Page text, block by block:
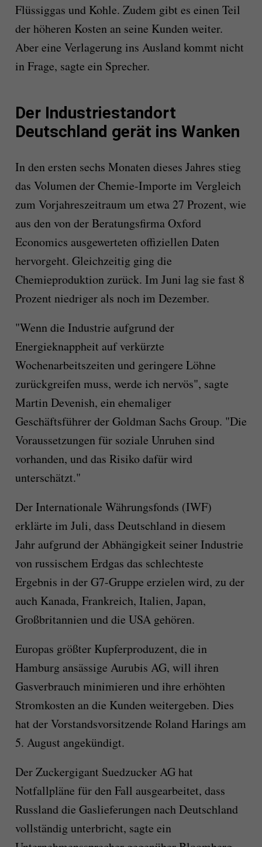
Flüssiggas und Kohle. Zudem gibt es einen Teil
der höheren Kosten an seine Kunden weiter.
Aber eine Verlagerung ins Ausland kommt nicht
in Frage, sagte ein Sprecher.
Der Industriestandort
Deutschland gerät ins Wanken
In den ersten sechs Monaten dieses Jahres stieg
das Volumen der Chemie-Importe im Vergleich
zum Vorjahreszeitraum um etwa 27 Prozent, wie
aus den von der Beratungsfirma Oxford
Economics ausgewerteten offiziellen Daten
hervorgeht. Gleichzeitig ging die
Chemieproduktion zurück. Im Juni lag sie fast 8
Prozent niedriger als noch im Dezember.
"Wenn die Industrie aufgrund der
Energieknappheit auf verkürzte
Wochenarbeitszeiten und geringere Löhne
zurückgreifen muss, werde ich nervös", sagte
Martin Devenish, ein ehemaliger
Geschäftsführer der Goldman Sachs Group. "Die
Voraussetzungen für soziale Unruhen sind
vorhanden, und das Risiko dafür wird
unterschätzt."
Der Internationale Währungsfonds (IWF)
erklärte im Juli, dass Deutschland in diesem
Jahr aufgrund der Abhängigkeit seiner Industrie
von russischem Erdgas das schlechteste
Ergebnis in der G7-Gruppe erzielen wird, zu der
auch Kanada, Frankreich, Italien, Japan,
Großbritannien und die USA gehören.
Europas größter Kupferproduzent, die in
Hamburg ansässige Aurubis AG, will ihren
Gasverbrauch minimieren und ihre erhöhten
Stromkosten an die Kunden weitergeben. Dies
hat der Vorstandsvorsitzende Roland Harings am
5. August angekündigt.
Der Zuckergigant Suedzucker AG hat
Notfallpläne für den Fall ausgearbeitet, dass
Russland die Gaslieferungen nach Deutschland
vollständig unterbricht, sagte ein